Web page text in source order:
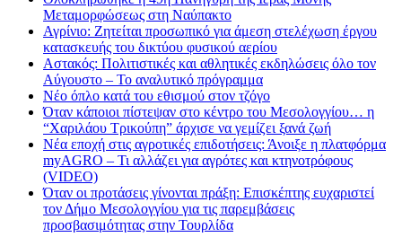
Μεταμορφώσεως στη Ναύπακτο
Αγρίνιο: Ζητείται προσωπικό για άμεση στελέχωση έργου
κατασκευής του δικτύου φυσικού αερίου
Αστακός: Πολιτιστικές και αθλητικές εκδηλώσεις όλο τον
Αύγουστο – Το αναλυτικό πρόγραμμα
Νέο όπλο κατά του εθισμού στον τζόγο
Όταν κάποιοι πίστεψαν στο κέντρο του Μεσολογγίου… η
“Χαριλάου Τρικούπη” άρχισε να γεμίζει ξανά ζωή
Νέα εποχή στις αγροτικές επιδοτήσεις: Άνοιξε η πλατφόρμα
myAGRO – Τι αλλάζει για αγρότες και κτηνοτρόφους
(VIDEO)
Όταν οι προτάσεις γίνονται πράξη: Επισκέπτης ευχαριστεί
τον Δήμο Μεσολογγίου για τις παρεμβάσεις
προσβασιμότητας στην Τουρλίδα